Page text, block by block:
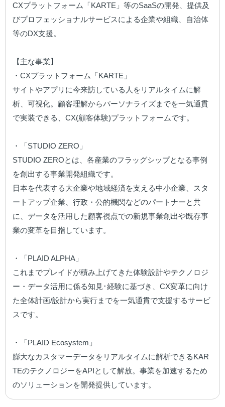
CXプラットフォーム「KARTE」等のSaaSの開発、提供及
びプロフェッショナルサービスによる企業や組織、自治体
等のDX支援。
【主な事業】
・CXプラットフォーム「KARTE」
サイトやアプリに今来訪している人をリアルタイムに解
析、可視化。顧客理解からパーソナライズまでを一気通貫
で実装できる、CX(顧客体験)プラットフォームです。
・「STUDIO ZERO」
STUDIO ZEROとは、各産業のフラッグシップとなる事例
を創出する事業開発組織です。
日本を代表する大企業や地域経済を支える中小企業、スタ
ートアップ企業、行政・公的機関などのパートナーと共
に、データを活用した顧客視点での新規事業創出や既存事
業の変革を目指しています。
・「PLAID ALPHA」
これまでプレイドが積み上げてきた体験設計やテクノロジ
ー・データ活用に係る知見･経験に基づき、CX変革に向け
た全体計画/設計から実行までを一気通貫で支援するサービ
スです。
・「PLAID Ecosystem」
膨大なカスタマーデータをリアルタイムに解析できるKAR
TEのテクノロジーをAPIとして解放。事業を加速するため
のソリューションを開発提供しています。